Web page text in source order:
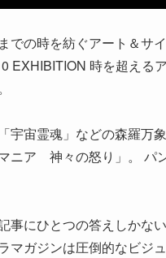
での時を紡ぐアート＆サ
EXHIBITION 時を超え
宇宙霊魂」などの森羅万
ニア 神々の怒り」。 パ
事にひとつの答えしか
マガジンは圧倒的なビジ